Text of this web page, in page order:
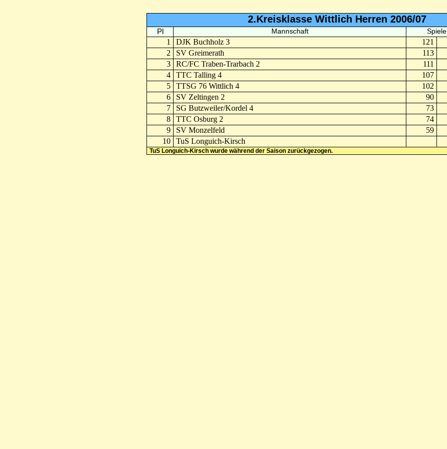
2.Kreisklasse Wittlich Herren 2006/07
Pl Mannschaft Spiele
1 DJK Buchholz 3 121
2
SV Greimerath 113
3
RC/FC Traben-Trarbach 2 111
4
TTC Talling 4 107
5
TTSG 76 Wittlich 4 102
6
SV Zeltingen 2 90
7
SG Butzweiler/Kordel 4 73
8
TTC Osburg 2 74
9
SV Monzelfeld 59
10
TuS Longuich-Kirsch
TuS Longuich-Kirsch wurde während der Saison zurückgezogen.